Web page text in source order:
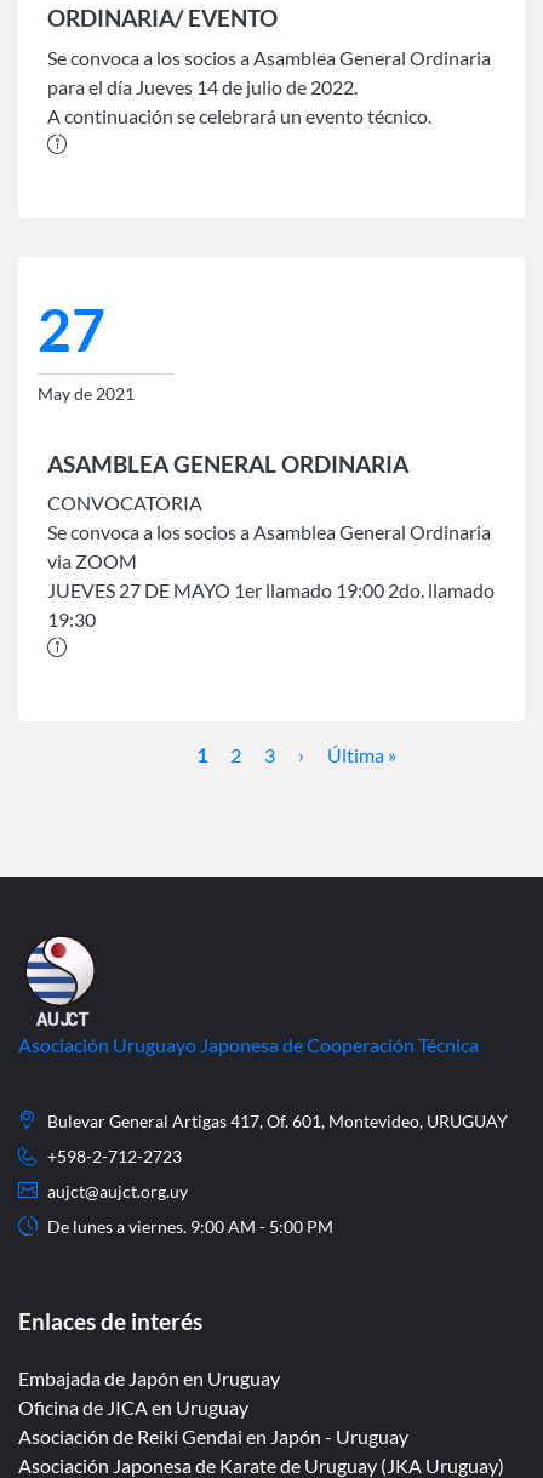
ORDINARIA/ EVENTO
Se convoca a los socios a Asamblea General Ordinaria
para el día Jueves 14 de julio de 2022.
A continuación se celebrará un evento técnico.
27
May de 2021
ASAMBLEA GENERAL ORDINARIA
CONVOCATORIA
Se convoca a los socios a Asamblea General Ordinaria
via ZOOM
JUEVES 27 DE MAYO 1er llamado 19:00 2do. llamado
19:30
Página
1 Page
2 Page
3
Siguiente
›
Última
Última »
Asociación Uruguayo Japonesa de Cooperación Técnica
Bulevar General Artigas 417, Of. 601, Montevideo, URUGUAY
+598-2-712-2723
aujct@aujct.org.uy
De lunes a viernes. 9:00 AM - 5:00 PM
Enlaces de interés
Embajada de Japón en Uruguay
Oficina de JICA en Uruguay
Asociación de Reiki Gendai en Japón - Uruguay
Asociación Japonesa de Karate de Uruguay (JKA Uruguay)